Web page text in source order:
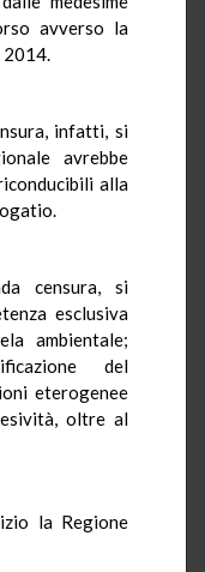
avverso la
2014.
infatti, si
avrebbe
alla
censura, si
esclusiva
ambientale;
del
eterogenee
oltre al
la Regione